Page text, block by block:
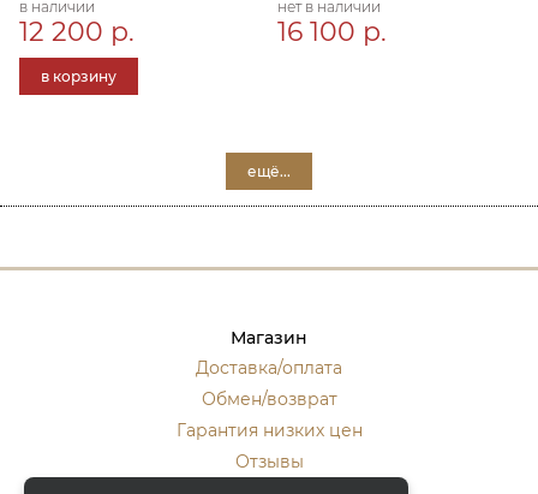
в наличии
12 200 р.
в корзину
нет в наличии
16 100 р.
ещё...
Магазин
Доставка/оплата
Обмен/возврат
Гарантия низких цен
Отзывы